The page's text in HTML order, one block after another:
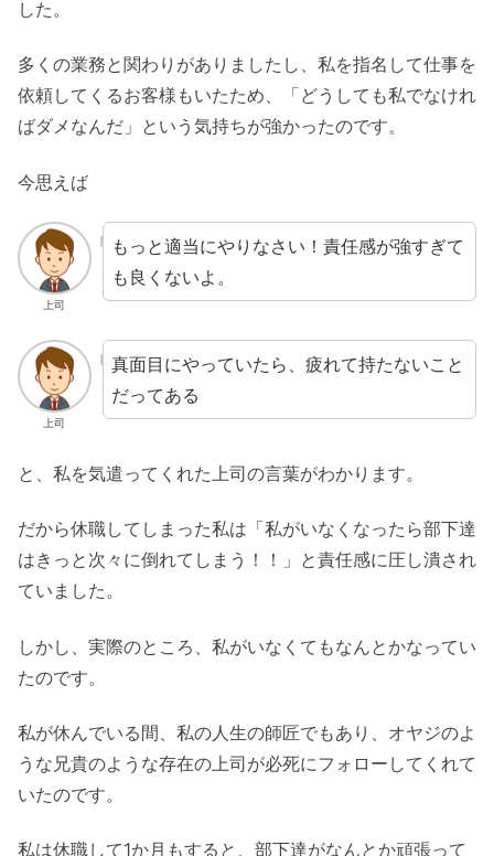
した。
多くの業務と関わりがありましたし、私を指名して仕事を
依頼してくるお客様もいたため、「どうしても私でなけれ
ばダメなんだ」という気持ちが強かったのです。
今思えば
上司
もっと適当にやりなさい！責任感が強すぎて
も良くないよ。
上司
真面目にやっていたら、疲れて持たないこと
だってある
と、私を気遣ってくれた上司の言葉がわかります。
だから休職してしまった私は「私がいなくなったら部下達
はきっと次々に倒れてしまう！！」と責任感に圧し潰され
ていました。
しかし、実際のところ、私がいなくてもなんとかなってい
たのです。
私が休んでいる間、私の人生の師匠でもあり、オヤジのよ
うな兄貴のような存在の上司が必死にフォローしてくれて
いたのです。
私は休職して1か月もすると、部下達がなんとか頑張って